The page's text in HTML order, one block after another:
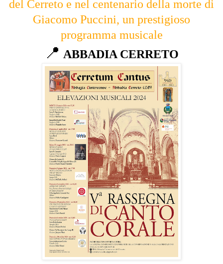
del Cerreto e nel centenario della morte di
Giacomo Puccini, un prestigioso
programma musicale
📍 ABBADIA CERRETO